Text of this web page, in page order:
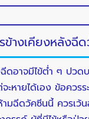
ข้างเคียงหลังฉี
ดอาจมีไข้ต่ำ ๆ ปวด
ะหายได้เอง ข้อคว
ามฉีดวัคซีนนี้ ควรเว้